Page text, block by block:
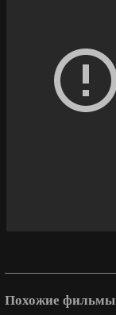
Похожие фильмы